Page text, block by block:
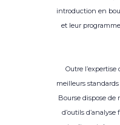
introduction en
et leur
Outre l’expertise
meilleurs
Bourse dispose
d’outils